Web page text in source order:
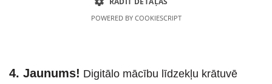
4. Jaunums! Digitālo mācību līdzekļu krātuvē